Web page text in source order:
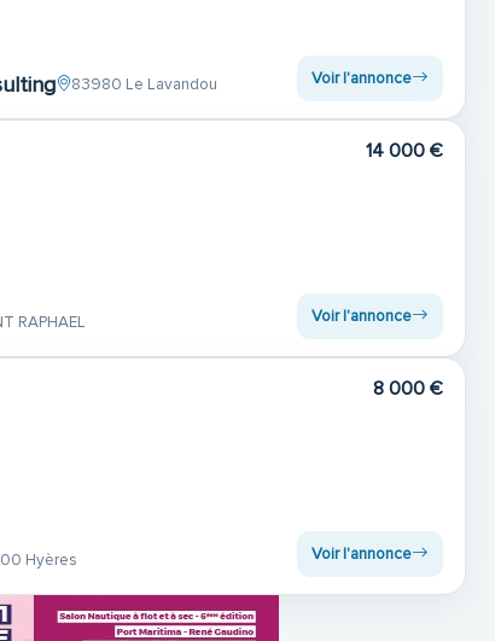
83980 Le Lavandou Voir l'annonce
14 000 €
RAPHAEL Voir l'annonce
8 000 €
Hyères Voir l'annonce